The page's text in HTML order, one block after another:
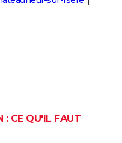
: CE QU'IL FAUT